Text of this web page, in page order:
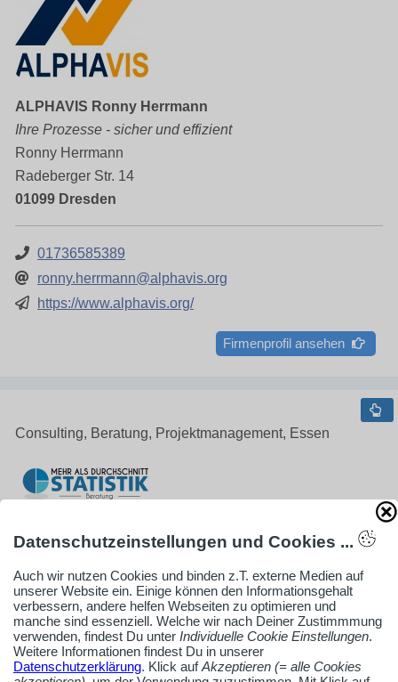
ALPHAVIS Ronny Herrmann
Ihre Prozesse - sicher und effizient
Ronny Herrmann
Radeberger Str. 14
01099 Dresden
01736585389
ronny.herrmann@alphavis.org
https://www.alphavis.org/
Firmenprofil ansehen
Consulting, Beratung, Projektmanagement, Essen
Aziz Wahbi
Hobeisenstraße 38
45147 Essen
0173 2597659
info@mehr-als-durchschnitt.de
Datenschutzeinstellungen und Cookies ...
Auch wir nutzen Cookies und binden z.T. externe Medien auf
unserer Website ein. Einige können den Informationsgehalt
verbessern, andere helfen Webseiten zu optimieren und
manche sind essenziell. Welche wir nach Deiner Zustimmmung
verwenden, findest Du unter Individuelle Cookie Einstellungen.
Weitere Informationen findest Du in unserer
Datenschutzerklärung. Klick aufAkzeptieren (= alle Cookies